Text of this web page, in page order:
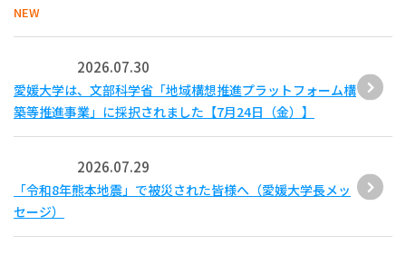
NEW
2026.07.30
愛媛大学は、文部科学省「地域構想推進プラットフォーム構
築等推進事業」に採択されました【7月24日（金）】
2026.07.29
「令和8年熊本地震」で被災された皆様へ（愛媛大学長メッ
セージ）